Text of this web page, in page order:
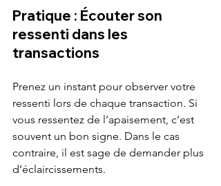
Pratique : Écouter son
ressenti dans les
transactions
Prenez un instant pour observer votre
ressenti lors de chaque transaction. Si
vous ressentez de l’apaisement, c’est
souvent un bon signe. Dans le cas
contraire, il est sage de demander plus
d’éclaircissements.